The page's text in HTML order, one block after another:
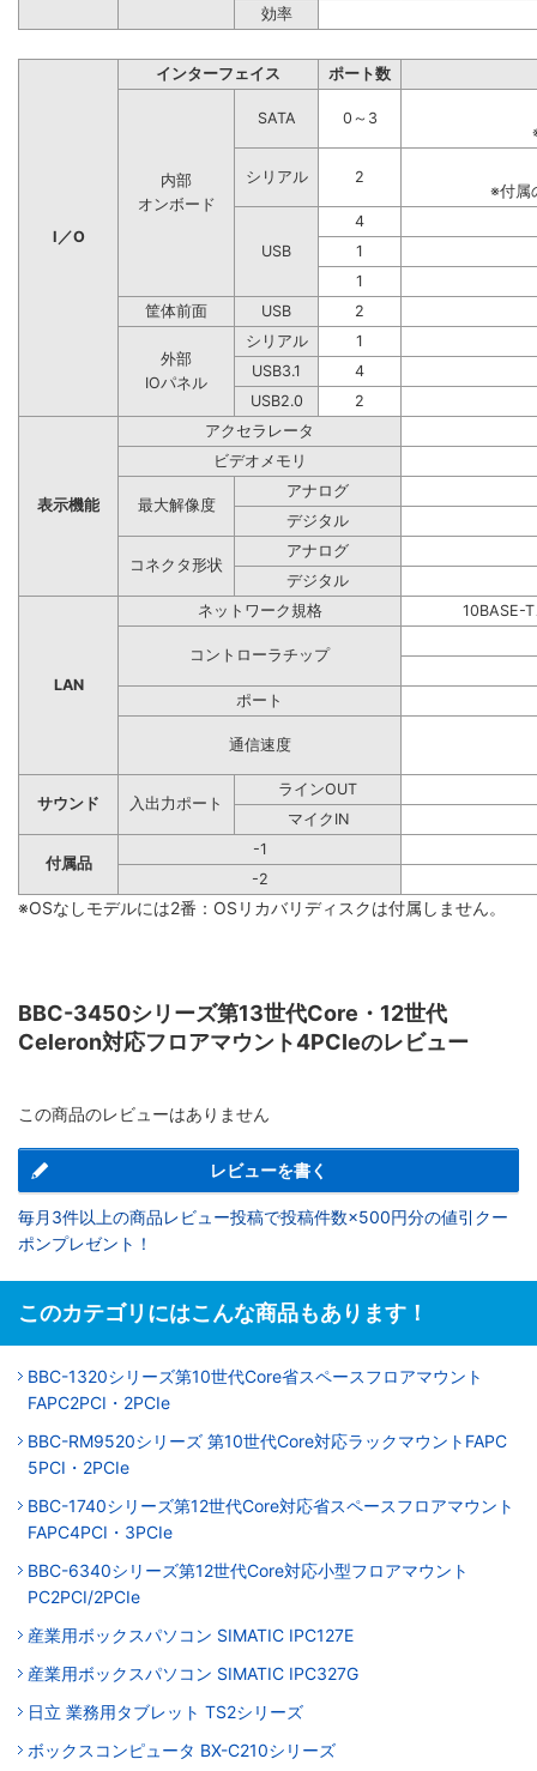
効率
I／O
インターフェイス ポート数
内部
オンボード
SATA
0～3
シリアル
2
※付属
USB
4
1
1
筐体前面
USB 2
外部
IOパネル
シリアル
1
USB3.1
4
USB2.0
2
表示機能
アクセラレータ
ビデオメモリ
最大解像度
アナログ
デジタル
コネクタ形状
アナログ
デジタル
LAN
ネットワーク規格 10BASE-
コントローラチップ
ポート
通信速度
サウンド 入出力ポート
ラインOUT
マイクIN
付属品
-1
-2
※OSなしモデルには2番：OSリカバリディスクは付属しません。
BBC-3450シリーズ第13世代Core・12世代
Celeron対応フロアマウント4PCIeのレビュー
この商品のレビューはありません
レビューを書く
毎月3件以上の商品レビュー投稿で投稿件数×500円分の値引クー
ポンプレゼント！
このカテゴリにはこんな商品もあります！
BBC-1320シリーズ第10世代Core省スペースフロアマウント
FAPC2PCI・2PCIe
BBC-RM9520シリーズ 第10世代Core対応ラックマウントFAPC
5PCI・2PCIe
BBC-1740シリーズ第12世代Core対応省スペースフロアマウント
FAPC4PCI・3PCIe
BBC-6340シリーズ第12世代Core対応小型フロアマウント
PC2PCI/2PCIe
産業用ボックスパソコン SIMATIC IPC127E
産業用ボックスパソコン SIMATIC IPC327G
日立 業務用タブレット TS2シリーズ
ボックスコンピュータ BX-C210シリーズ